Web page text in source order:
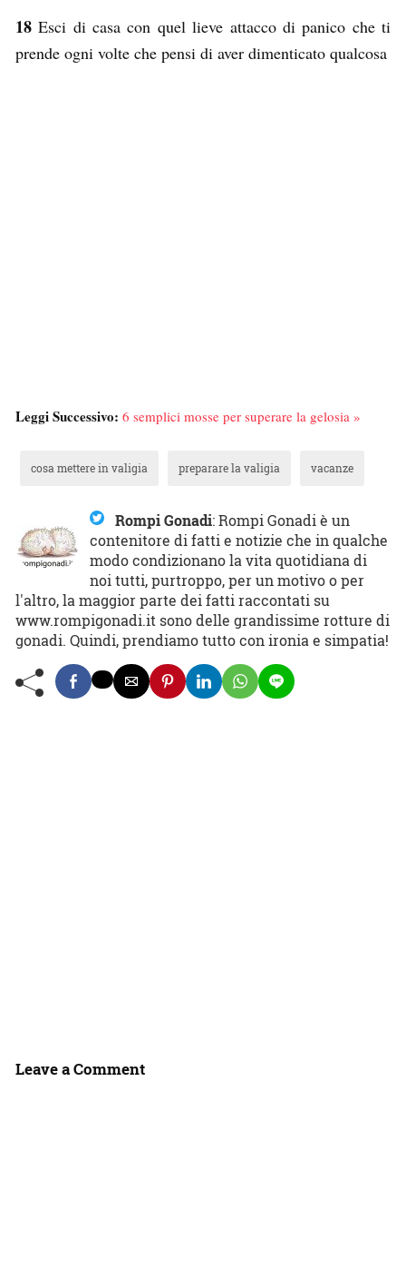
18 Esci di casa con quel lieve attacco di panico che ti
prende ogni volte che pensi di aver dimenticato qualcosa
Leggi Successivo: 6 semplici mosse per superare la gelosia »
cosa mettere in valigia preparare la valigia vacanze
Rompi Gonadi:Rompi Gonadi è un
contenitore di fatti e notizie che in qualche
modo condizionano la vita quotidiana di
noi tutti, purtroppo, per un motivo o per
l'altro, la maggior parte dei fatti raccontati su
www.rompigonadi.it sono delle grandissime rotture di
gonadi. Quindi, prendiamo tutto con ironia e simpatia!
Leave a Comment